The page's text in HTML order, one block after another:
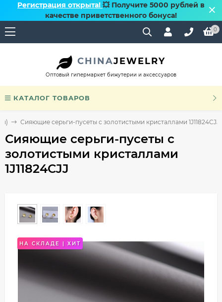
Регистрация открыта! 💥 Получите 5000 рублей в
качестве приветственного бонуса!
0
CHINAJEWELRY
Оптовый гипермаркет бижутерии и аксессуаров
КАТАЛОГ ТОВАРОВ
Сияющие серьги-пусеты с золотистыми кристаллами 1J11824CJJ
Сияющие серьги-пусеты с
золотистыми кристаллами
1J11824CJJ
НА СКЛАДЕ | ХИТ